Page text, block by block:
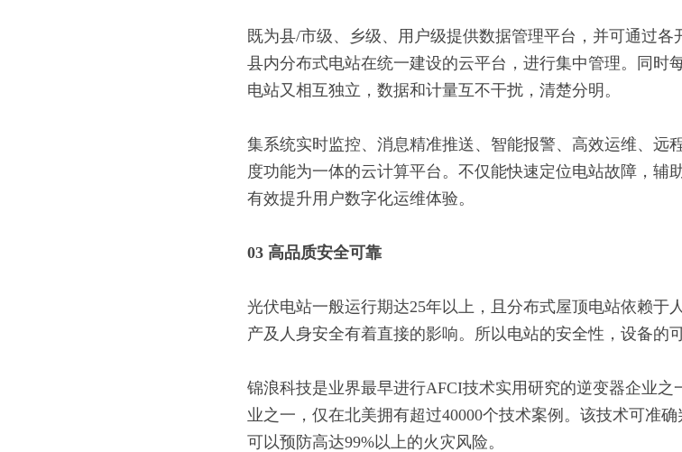
既为县/市级、乡级、用户级提供数据管理平台，并可通过
县内分布式电站在统一建设的云平台，进行集中管理。同时
电站又相互独立，数据和计量互不干扰，清楚分明。
集系统实时监控、消息精准推送、智能报警、高效运维、远
度功能为一体的云计算平台。不仅能快速定位电站故障，辅
有效提升用户数字化运维体验。
03 高品质安全可靠
光伏电站一般运行期达25年以上，且分布式屋顶电站依赖于
产及人身安全有着直接的影响。所以电站的安全性，设备的
锦浪科技是业界最早进行AFCI技术实用研究的逆变器企业
业之一，仅在北美拥有超过40000个技术案例。该技术可准
可以预防高达99%以上的火灾风险。